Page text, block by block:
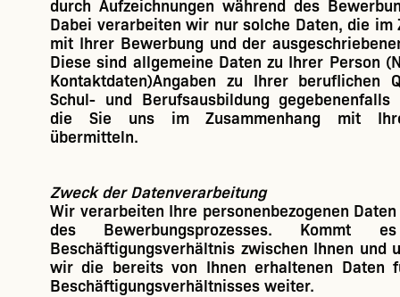
durch Aufzeichnungen während des
Dabei verarbeiten wir nur solche Daten, die im
mit Ihrer Bewerbung und der
Diese sind allgemeine Daten zu Ihrer Person
Kontaktdaten)Angaben zu Ihrer beruflichen
Schul- und Berufsausbildung
die Sie uns im Zusammenhang mit
übermitteln.
Zweck der Datenverarbeitung
Wir verarbeiten Ihre personenbezogenen
des Bewerbungsprozesses. Kommt
Beschäftigungsverhältnis zwischen Ihnen und
wir die bereits von Ihnen erhaltenen Daten
Beschäftigungsverhältnisses weiter.